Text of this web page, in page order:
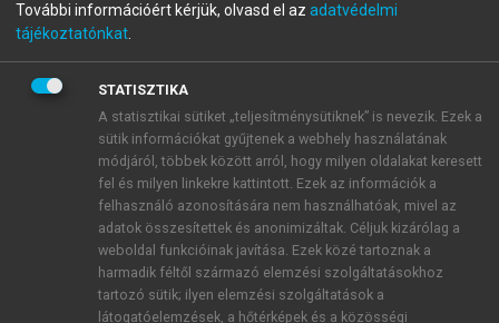
A regisztráció után apróbaidőszakautomatikusan
BELÉPÉS SAJÁT FIÓKKAL
ÚJ FIÓK LÉTREHOZÁSA
1 óra díjmentes hozzáférés
E-MAIL-CÍM
További információért kérjük, olvasd el az adatvédelmi
tájékoztatónkat
STATISZTIKA
A statisztikai sütiket „teljesítménysütiknek” is nevezik. Ezek a
sütik információkat gyűjtenek a webhely használatának
módjáról, többek között arról, hogy milyen oldalakat keresett
fel és milyen linkekre kattintott. Ezek az információk a
felhasználó azonosítására nem használhatóak, mivel az
adatok összesítettek és anonimizáltak. Céljuk kizárólag a
weboldal funkcióinak javítása. Ezek közé tartoznak a
harmadik féltől származó elemzési szolgáltatásokhoz
tartozó sütik; ilyen elemzési szolgáltatások a
látogatóelemzések, a hőtérképek és a közösségi